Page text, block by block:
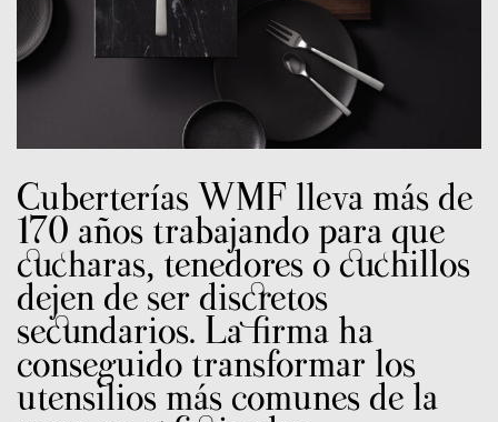
Cuberterías WMF lleva más de
170 años trabajando para que
cucharas, tenedores o cuchillos
dejen de ser discretos
secundarios. La firma ha
conseguido transformar los
utensilios más comunes de la